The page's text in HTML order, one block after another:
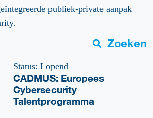
publiek-private aanpak
Zoeken
Status: Lopend
CADMUS: Europees
Cybersecurity
Talentprogramma